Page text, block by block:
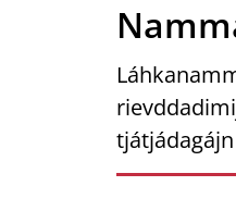
tjátjádagájn